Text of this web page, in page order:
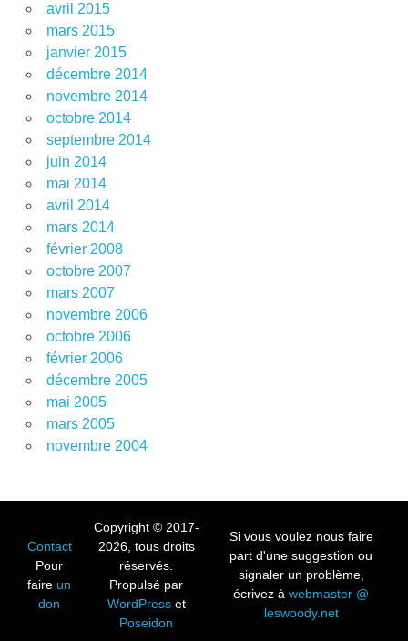
avril 2015
mars 2015
janvier 2015
décembre 2014
novembre 2014
octobre 2014
septembre 2014
juin 2014
mai 2014
avril 2014
mars 2014
février 2008
octobre 2007
mars 2007
novembre 2006
octobre 2006
février 2006
décembre 2005
mai 2005
mars 2005
novembre 2004
Contact
Pour
faire un
don
Copyright © 2017-
2026, tous droits
réservés.
Propulsé par
WordPresset
Poseidon
Si vous voulez nous faire
part d'une suggestion ou
signaler un problème,
écrivez à webmaster @
leswoody.net